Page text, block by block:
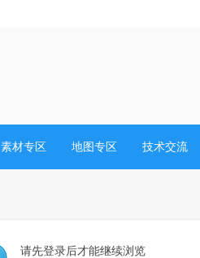
素材专区 地图专区 技术交流
请先登录后才能继续浏览